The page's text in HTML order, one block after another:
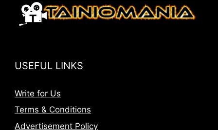
USEFUL LINKS
Write for Us
Terms & Conditions
Advertisement Policy